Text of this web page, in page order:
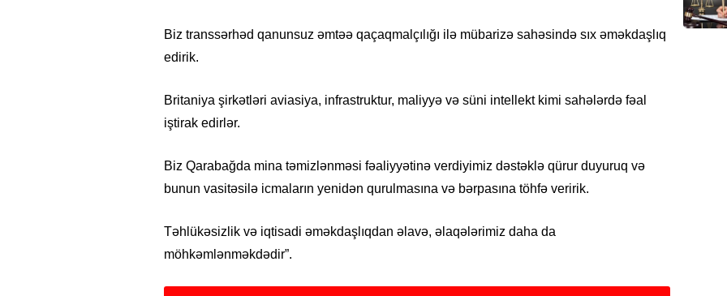
Biz transsərhəd qanunsuz əmtəə qaçaqmalçılığı ilə mübarizə sahəsində sıx əməkdaşlıq
edirik.
Britaniya şirkətləri aviasiya, infrastruktur, maliyyə və süni intellekt kimi sahələrdə fəal
iştirak edirlər.
Biz Qarabağda mina təmizlənməsi fəaliyyətinə verdiyimiz dəstəklə qürur duyuruq və
bunun vasitəsilə icmaların yenidən qurulmasına və bərpasına töhfə veririk.
Təhlükəsizlik və iqtisadi əməkdaşlıqdan əlavə, əlaqələrimiz daha da
möhkəmlənməkdədir”.
DÜNYA